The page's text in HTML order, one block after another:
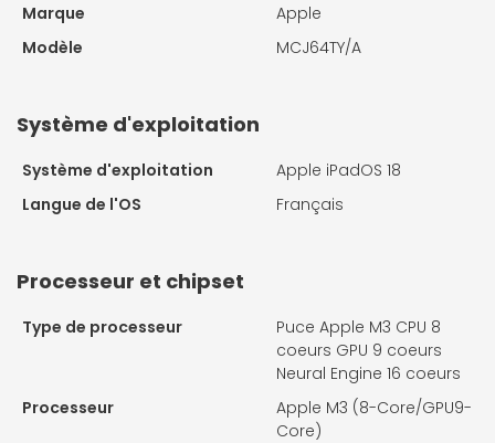
Marque
Apple
Modèle
MCJ64TY/A
Système d'exploitation
Système d'exploitation
Apple iPadOS 18
Langue de l'OS
Français
Processeur et chipset
Type de processeur
Puce Apple M3 CPU 8
coeurs GPU 9 coeurs
Neural Engine 16 coeurs
Processeur
Apple M3 (8-Core/GPU9-
Core)